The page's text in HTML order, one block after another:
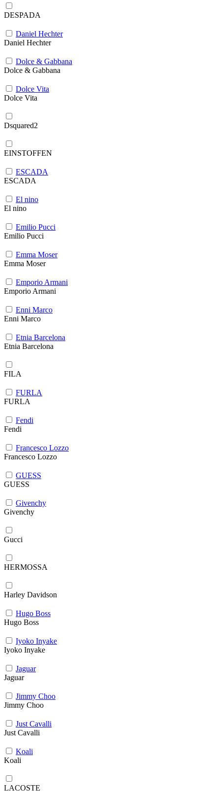
DESPADA
Daniel Hechter
Daniel Hechter
Dolce & Gabbana
Dolce & Gabbana
Dolce Vita
Dolce Vita
Dsquared2
EINSTOFFEN
ESCADA
ESCADA
El nino
El nino
Emilio Pucci
Emilio Pucci
Emma Moser
Emma Moser
Emporio Armani
Emporio Armani
Enni Marco
Enni Marco
Etnia Barcelona
Etnia Barcelona
FILA
FURLA
FURLA
Fendi
Fendi
Francesco Lozzo
Francesco Lozzo
GUESS
GUESS
Givenchy
Givenchy
Gucci
HERMOSSA
Harley Davidson
Hugo Boss
Hugo Boss
Iyoko Inyake
Iyoko Inyake
Jaguar
Jaguar
Jimmy Choo
Jimmy Choo
Just Cavalli
Just Cavalli
Koali
Koali
LACOSTE